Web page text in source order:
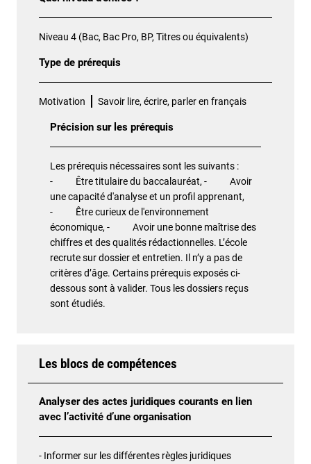
Niveau 4 (Bac, Bac Pro, BP, Titres ou équivalents)
Type de prérequis
Motivation Savoir lire, écrire, parler en français
Précision sur les prérequis
Les prérequis nécessaires sont les suivants :
- Être titulaire du baccalauréat, - Avoir
une capacité d'analyse et un profil apprenant,
- Être curieux de l'environnement
économique, - Avoir une bonne maîtrise des
chiffres et des qualités rédactionnelles. L’école
recrute sur dossier et entretien. Il n’y a pas de
critères d’âge. Certains prérequis exposés ci-
dessous sont à valider. Tous les dossiers reçus
sont étudiés.
Les blocs de compétences
Analyser des actes juridiques courants en lien
avec l’activité d’une organisation
- Informer sur les différentes règles juridiques